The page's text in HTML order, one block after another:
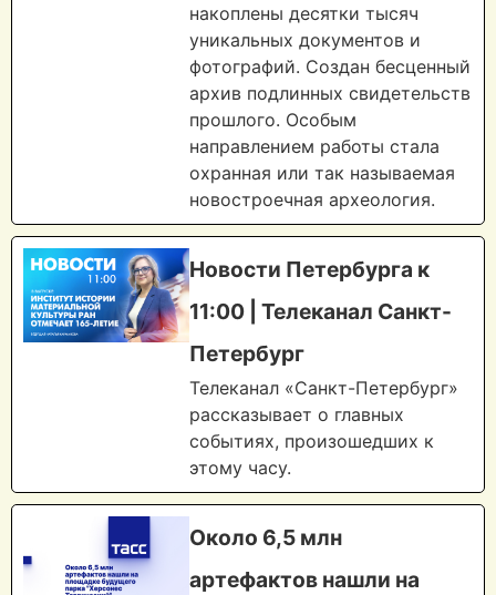
накоплены десятки тысяч
уникальных документов и
фотографий. Создан бесценный
архив подлинных свидетельств
прошлого. Особым
направлением работы стала
охранная или так называемая
новостроечная археология.
Новости Петербурга к
11:00 | Телеканал Санкт-
Петербург
Телеканал «Санкт-Петербург»
рассказывает о главных
событиях, произошедших к
этому часу.
Около 6,5 млн
артефактов нашли на